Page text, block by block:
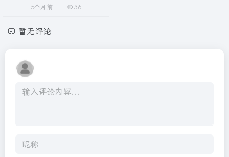
5个月前 36
暂无评论